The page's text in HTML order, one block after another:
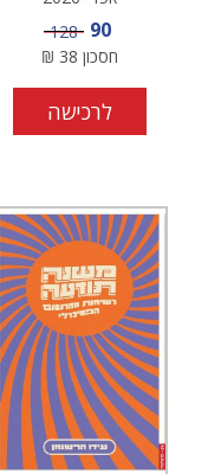
מחיר מבצע
90 מחיר
128
חסכון 38
₪
לרכישה